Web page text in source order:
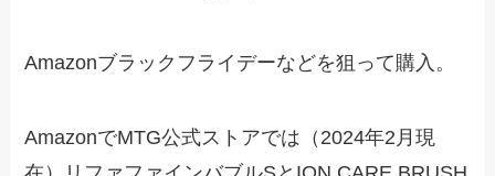
Amazonブラックフライデーなどを狙って購入。
AmazonでMTG公式ストアでは（2024年2月現